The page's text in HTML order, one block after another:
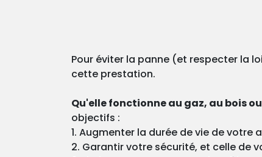
Pour éviter la panne (et respecter la
cette prestation.
Qu'elle fonctionne au gaz, au bois
objectifs :
1. Augmenter la durée de vie de votre
2. Garantir votre sécurité, et celle de